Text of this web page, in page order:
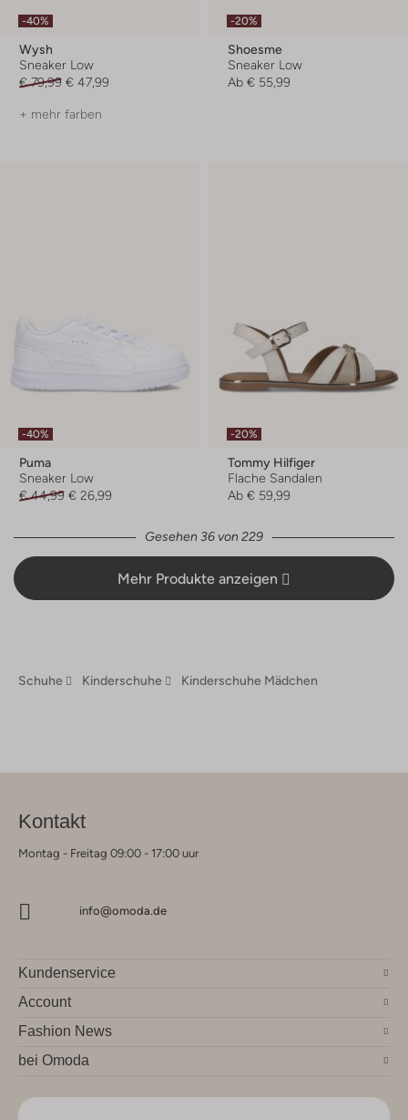
-40%
Wysh
Sneaker Low
€ 79,99 € 47,99
+ mehr farben
-20%
Shoesme
Sneaker Low
Ab € 55,99
-40%
Puma
Sneaker Low
€ 44,99 € 26,99
-20%
Tommy Hilfiger
Flache Sandalen
Ab € 59,99
Gesehen 36 von 229
Mehr Produkte anzeigen
Schuhe Kinderschuhe Kinderschuhe Mädchen
Kontakt
Montag - Freitag 09:00 - 17:00 uur
info@omoda.de
Kundenservice
Account
Fashion News
bei Omoda